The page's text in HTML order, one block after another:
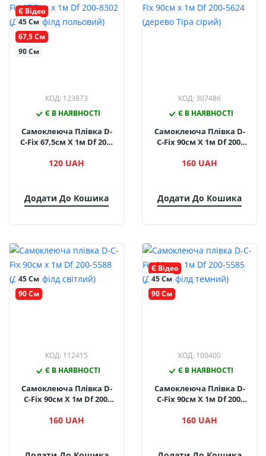
Є Відео
45 См
67,5 См
90 См
КОД: 123873
Є В НАЯВНОСТІ
Самоклеюча Плівка D-
C-Fix 67,5см Х 1м Df 200-
Польовий)
120 UAH
Додати До Кошика
КОД: 307486
Є В НАЯВНОСТІ
Самоклеюча Плівка D-
C-Fix 90см Х 1м Df 200-
160 UAH
Додати До Кошика
45 См
90 См
КОД: 112415
Є В НАЯВНОСТІ
Самоклеюча Плівка D-
C-Fix 90см Х 1м Df 200-
Світлий)
160 UAH
Є Відео
45 См
90 См
КОД: 100400
Є В НАЯВНОСТІ
Самоклеюча Плівка D-
C-Fix 90см Х 1м Df 200-
Темний)
160 UAH